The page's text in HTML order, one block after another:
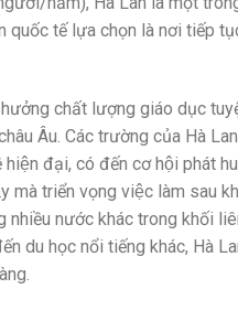
quốc tế lựa chọn là nơi tiếp
chất lượng giáo dục
Âu. Các trường của Hà
đại, có đến cơ hội phát
mà triển vọng việc làm sau
nước khác trong khối
du học nổi tiếng khác, Hà